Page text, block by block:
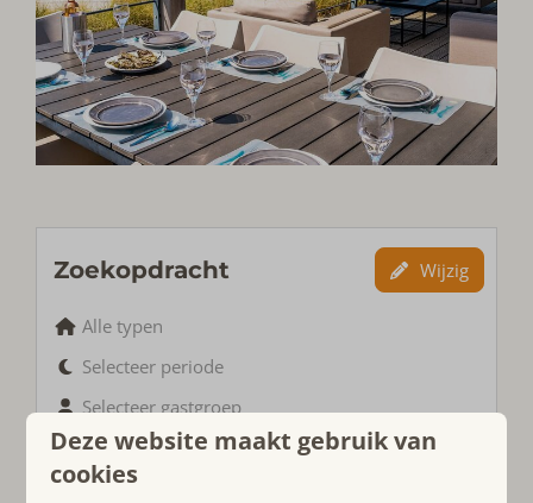
Zoekopdracht Wijzig
Alle typen
Selecteer periode
Selecteer gastgroep
Deze website maakt gebruik van
cookies